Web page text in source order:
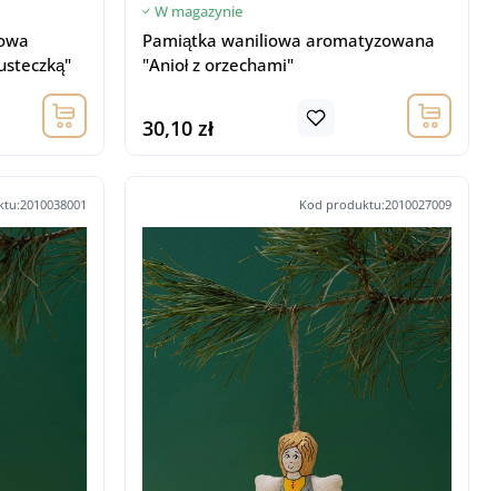
W magazynie
Pamiątka waniliowa aromatyzowana
"Anioł z orzechami"
30,10 zł
Kod produktu:2010027009